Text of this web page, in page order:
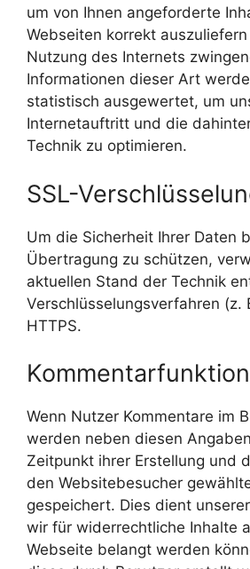
um von Ihnen angeforderte
Webseiten korrekt
Nutzung des Internets
Informationen dieser Art
statistisch ausgewertet, um
Internetauftritt und die
Technik zu optimieren.
SSL-
Um die Sicherheit Ihrer Daten
Übertragung zu schützen,
aktuellen Stand der Technik
Verschlüsselungsverfahren (z.
HTTPS.
Kommentarfunktion
Wenn Nutzer Kommentare im
werden neben diesen
Zeitpunkt ihrer Erstellung und
den Websitebesucher
gespeichert. Dies dient
wir für widerrechtliche Inhalte
Webseite belangt werden